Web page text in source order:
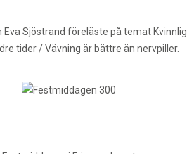
Eva Sjöstrand föreläste på temat Kvinnlig
tider / Vävning är bättre än nervpiller.